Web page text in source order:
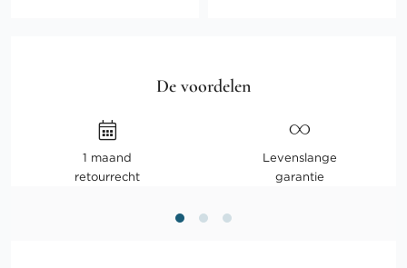
De voordelen
1 maand
retourrecht
Levenslange
garantie